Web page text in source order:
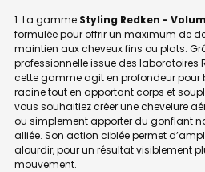
La gamme Styling Redken -
formulée pour offrir un maximum de
maintien aux cheveux fins ou plats.
professionnelle issue des laboratoires
cette gamme agit en profondeur pour
racine tout en apportant corps et
vous souhaitiez créer une chevelure
ou simplement apporter du gonflant
alliée. Son action ciblée permet
alourdir, pour un résultat visiblement
mouvement.